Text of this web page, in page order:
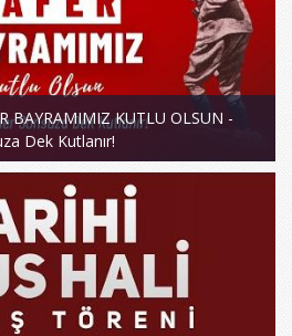
BAYRAMIMIZ KUTLU OLSUN -
Dek Kutlanır!